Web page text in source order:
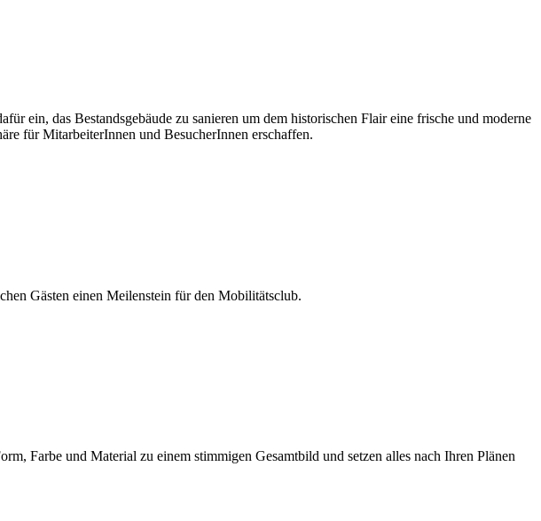
ein, das Bestandsgebäude zu sanieren um dem historischen Flair eine frische und moderne
für MitarbeiterInnen und BesucherInnen erschaffen.
Gästen einen Meilenstein für den Mobilitätsclub.
Farbe und Material zu einem stimmigen Gesamtbild und setzen alles nach Ihren Plänen